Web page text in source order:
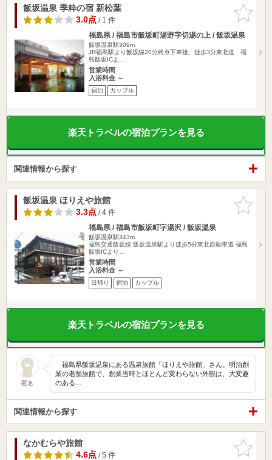
お気に入
りに追加
飯坂温泉 季粋の宿 新松葉
3.0点/ 1 件
福島県 / 福島市飯坂町湯野字切湯の上 / 飯坂温泉
飯坂温泉駅309m
JR福島駅より飯坂線20分終点下車後、徒歩3分東北道 福
島飯坂ICよ…
営業時間
入浴料金 ～
宿泊 カップル
楽天トラベルの宿泊プランを見る
関連情報から探す
お気に入
りに追加
飯坂温泉 ほりえや旅館
3.3点/ 4 件
福島県 / 福島市飯坂町字湯沢 / 飯坂温泉
飯坂温泉駅343m
福島交通飯坂線 飯坂温泉駅より徒歩5分東北自動車道 福島
飯坂ICより…
営業時間
入浴料金 ～
日帰り 宿泊 カップル
楽天トラベルの宿泊プランを見る
匿名
福島県飯坂温泉にある温泉旅館「ほりえや旅館」さん。明治創
業の老舗旅館で、創業当時とほとんど変わらない外観は、大変趣
のある…
関連情報から探す
お気に入
りに追加
なかむらや旅館
4.6点/ 5 件